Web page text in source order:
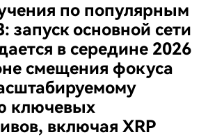
по популярным
запуск основной сети
в середине 2026
смещения фокуса
ключевых
включая XRP